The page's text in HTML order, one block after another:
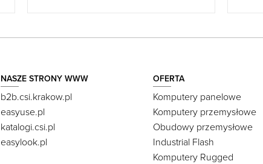
NASZE STRONY WWW
b2b.csi.krakow.pl
easyuse.pl
katalogi.csi.pl
easylook.pl
OFERTA
Komputery panelowe
Komputery przemysłowe
Obudowy przemysłowe
Industrial Flash
Komputery Rugged